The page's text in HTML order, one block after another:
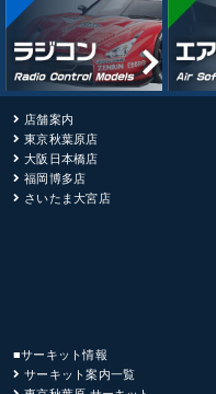
店舗案内
東京秋葉原店
大阪日本橋店
福岡博多店
さいたま大宮店
■サーキット情報
サーキット案内一覧